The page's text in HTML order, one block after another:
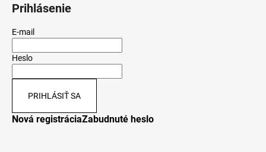
Prihlásenie
E-mail
Heslo
PRIHLÁSIŤ SA
Nová registráciaZabudnuté heslo